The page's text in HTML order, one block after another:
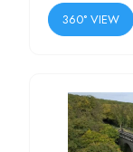
360° VIEW